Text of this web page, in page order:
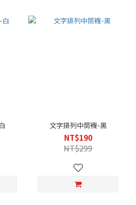
文字排列中筒襪-黑
NT$190
NT$299